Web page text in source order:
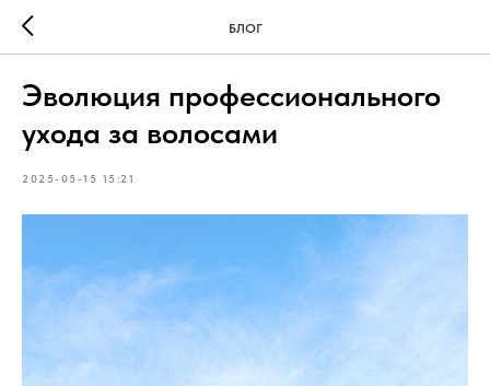
БЛОГ
Эволюция профессионального
ухода за волосами
2025-05-15 15:21